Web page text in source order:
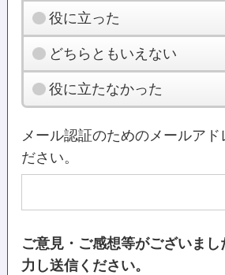
役に立った
どちらともいえない
役に立たなかった
メール認証のためのメールアド
ださい。
ご意見・ご感想等がございま
力し送信ください。